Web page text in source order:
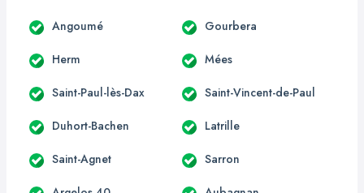
Angoumé Gourbera
Herm Mées
Saint-Paul-lès-Dax Saint-Vincent-de-Paul
Duhort-Bachen Latrille
Saint-Agnet Sarron